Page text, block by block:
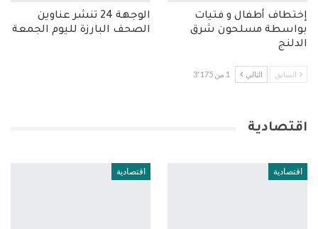
إختطاف أطفال و فتيات
بواسطة مسلحون شرق
الدلنج
الوجهة 24 تنشر عناوين
الصحف البارزة لليوم الجمعة
السابق التالي 1 من 3٬175
اقتصادية
اقتصادية اقتصادية